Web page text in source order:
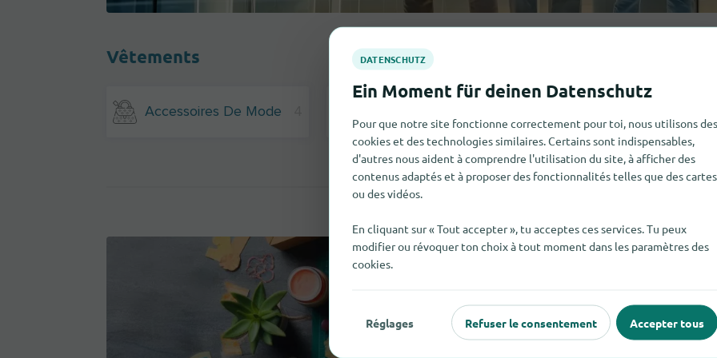
Vêtements
Accessoires De Mode
Pour que notre site fonctionne correctement pour toi, nous utilisons des
cookies et des technologies similaires. Certains sont indispensables,
d'autres nous aident à comprendre l'utilisation du site, à afficher des
contenus adaptés et à proposer des fonctionnalités telles que des cartes
ou des vidéos.
En cliquant sur « Tout accepter », tu acceptes ces services. Tu peux
modifier ou révoquer ton choix à tout moment dans les paramètres des
cookies.
Réglages Refuser le consentement Accepter tous